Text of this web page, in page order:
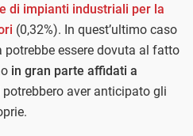
di impianti industriali per la
(0,32%). In quest’ultimo caso
potrebbe essere dovuta al fatto
in gran parte affidati a
aver anticipato gli